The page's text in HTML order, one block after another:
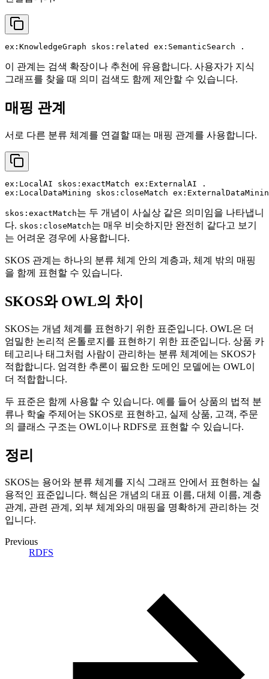
이 관계는 검색 확장이나 추천에 유용합니다. 사용자가 지식
그래프를 찾을 때 의미 검색도 함께 제안할 수 있습니다.
매핑 관계
서로 다른 분류 체계를 연결할 때는 매핑 관계를 사용합니다.
ex:LocalAI skos:exactMatch ex:ExternalAI .
skos:exactMatch는 두 개념이 사실상 같은 의미임을 나타냅니
다. skos:closeMatch는 매우 비슷하지만 완전히 같다고 보기
는 어려운 경우에 사용합니다.
SKOS 관계는 하나의 분류 체계 안의 계층과, 체계 밖의 매핑
을 함께 표현할 수 있습니다.
SKOS와 OWL의 차이
SKOS는 개념 체계를 표현하기 위한 표준입니다. OWL은 더
엄밀한 논리적 온톨로지를 표현하기 위한 표준입니다. 상품 카
테고리나 태그처럼 사람이 관리하는 분류 체계에는 SKOS가
적합합니다. 엄격한 추론이 필요한 도메인 모델에는 OWL이
더 적합합니다.
두 표준은 함께 사용할 수 있습니다. 예를 들어 상품의 법적 분
류나 학술 주제어는 SKOS로 표현하고, 실제 상품, 고객, 주문
의 클래스 구조는 OWL이나 RDFS로 표현할 수 있습니다.
정리
SKOS는 용어와 분류 체계를 지식 그래프 안에서 표현하는 실
용적인 표준입니다. 핵심은 개념의 대표 이름, 대체 이름, 계층
관계, 관련 관계, 외부 체계와의 매핑을 명확하게 관리하는 것
입니다.
Previous
RDFS